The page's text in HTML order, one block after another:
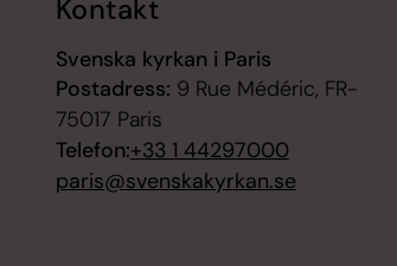
Kontakt
Svenska kyrkan i Paris
Postadress: 9 Rue Médéric, FR-
75017 Paris
Telefon:+33 1 44297000
paris@svenskakyrkan.se